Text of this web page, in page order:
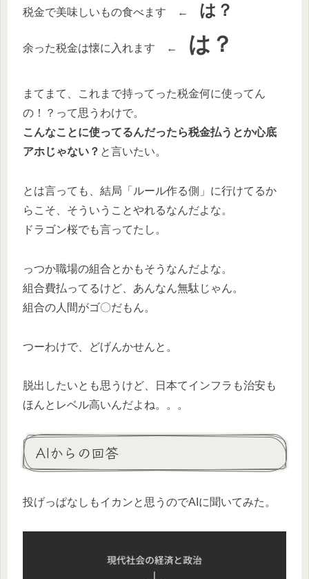
税金で美味しいもの食べます ← は？
余った税金は懐に入れます ← は？
まてまて、これまで持ってった税金何に使ってん
の！？って思うわけで。
こんなことに使ってるんだったら税金払うとか心底
アホじゃない？ と言いたい。
とは言っても、結局「ルール作る側」に行けてるか
らこそ、そういうことやれるなんだよな。
ドラゴン桜でも言ってたし。
っつか職場の組合とかもそうなんだよな。
組合費払ってるけど、あんなん無駄じゃん。
組合の人間がゴ〇だもん。
つーわけで、どげんかせんと。
脱出したいとも思うけど、日本てインフラも治安も
ほんとレベル高いんだよね。。。
AIからの回答
投げっぱなしもイカンと思うのでAIに聞いてみた。